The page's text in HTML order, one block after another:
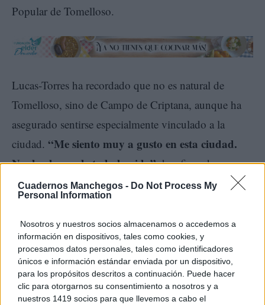
Cuadernos Manchegos - Do Not Process My
Personal Information
Nosotros y nuestros socios almacenamos o accedemos a
información en dispositivos, tales como cookies, y
procesamos datos personales, tales como identificadores
únicos e información estándar enviada por un dispositivo,
para los propósitos descritos a continuación. Puede hacer
clic para otorgarnos su consentimiento a nosotros y a
nuestros 1419 socios para que llevemos a cabo el
Popular de Tomelloso.
Lucas-Torres ha recordado que no es natural de
Tomelloso, sino de Campo de Criptana, aunque ha
asegurado sentirse especialmente vinculado a la
ciudad. “Me siento muy a gusto en esta ciudad.
No de ahora, de toda la vida”, ha afirmado.
También ha trasladado su agradecimiento al alcalde y
presidente local del PP, Javier Navarro, así como a la
concejala Eloísa Perales y al equipo municipal, por el
trabajo que están desarrollando en el Ayuntamiento
de Tomelloso.